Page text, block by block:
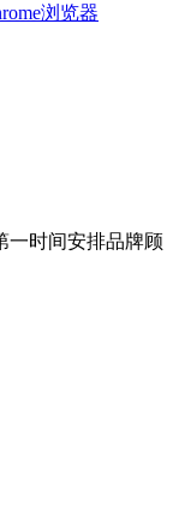
浏览器
一时间安排品牌顾